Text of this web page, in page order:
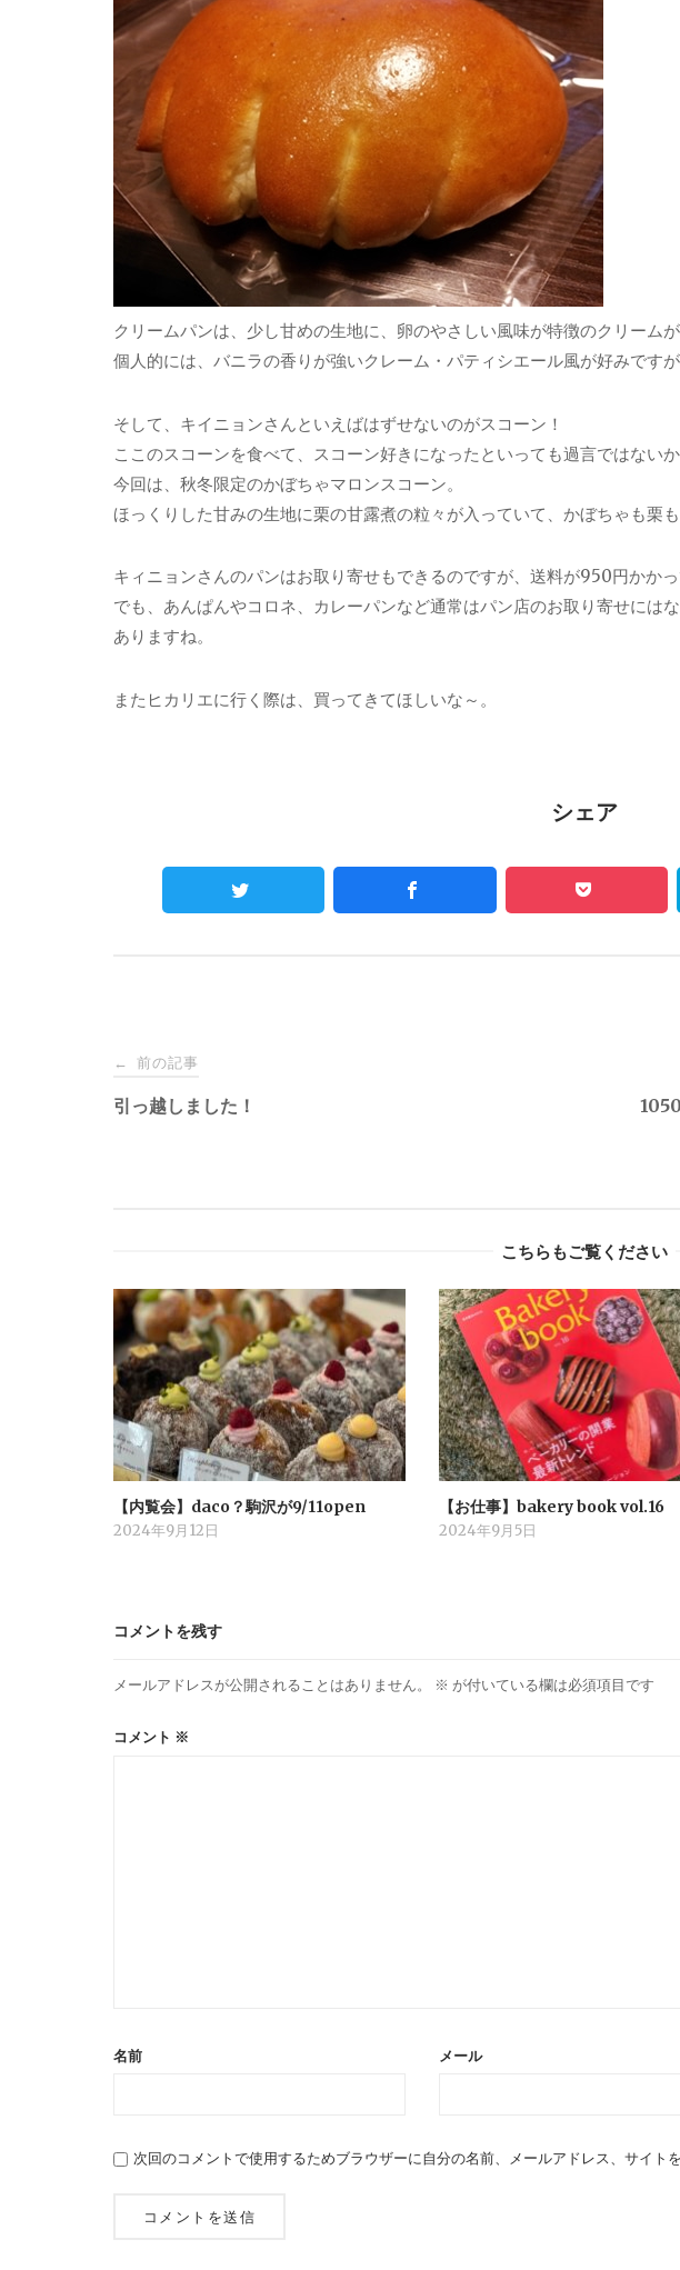
クリームパンは、少し甘めの生地に、卵のやさしい風味が特徴のクリームが
個人的には、バニラの香りが強いクレーム・パティシエール風が好みです
そして、キイニョンさんといえばはずせないのがスコーン！
ここのスコーンを食べて、スコーン好きになったといっても過言ではない
今回は、秋冬限定のかぼちゃマロンスコーン。
ほっくりした甘みの生地に栗の甘露煮の粒々が入っていて、かぼちゃも栗
キィニョンさんのパンはお取り寄せもできるのですが、送料が950円かか
でも、あんぱんやコロネ、カレーパンなど通常はパン店のお取り寄せには
ありますね。
またヒカリエに行く際は、買ってきてほしいな～。
シェア
Post
navigation
← 前の記事
引っ越しました！
こちらもご覧ください
【内覧会】daco？駒沢が9/11open
2024年9月12日
【お仕事】bakery book vol.16
2024年9月5日
コメントを残す
メールアドレスが公開されることはありません。 ※ が付いている欄は必須項目です
コメント ※
名前 メール
次回のコメントで使用するためブラウザーに自分の名前、メールアドレス、サイトを